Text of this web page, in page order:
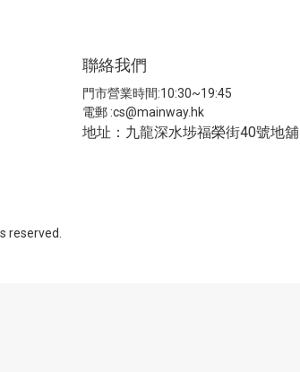
聯絡我們
門市營業時間:10:30~19:45
電郵 :cs@mainway.hk
地址：九龍深水埗福榮街40號地舖
reserved.